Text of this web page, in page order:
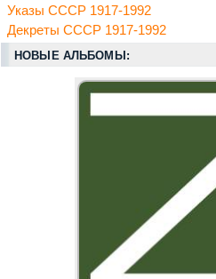
Указы СССР 1917-1992
Декреты СССР 1917-1992
НОВЫЕ АЛЬБОМЫ: